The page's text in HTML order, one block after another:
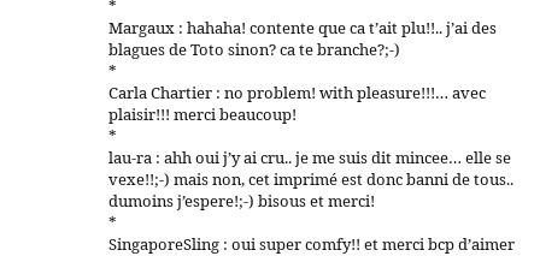
*
Margaux : hahaha! contente que ca t’ait plu!!.. j’ai des
blagues de Toto sinon? ca te branche?;-)
*
Carla Chartier : no problem! with pleasure!!!… avec
plaisir!!! merci beaucoup!
*
lau-ra : ahh oui j’y ai cru.. je me suis dit mincee… elle se
vexe!!;-) mais non, cet imprimé est donc banni de tous..
dumoins j’espere!;-) bisous et merci!
*
SingaporeSling : oui super comfy!! et merci bcp d’aimer